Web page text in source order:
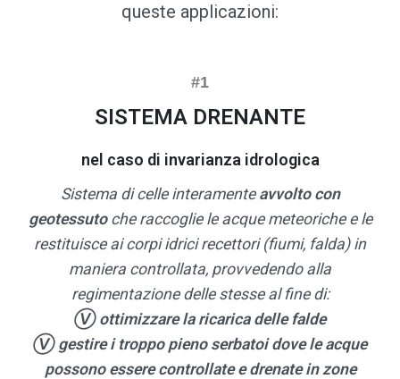
queste applicazioni:
SISTEMA DRENANTE
nel caso di invarianza idrologica
Sistema di celle interamente avvolto con
geotessutoche raccoglie le acque meteoriche e le
restituisce ai corpi idrici recettori (fiumi, falda) in
maniera controllata, provvedendo alla
regimentazione delle stesse al fine di:
Ⓥ ottimizzare la ricarica delle falde
Ⓥ gestire i troppo pieno serbatoi dove le acque
possono essere controllate e drenate in zone